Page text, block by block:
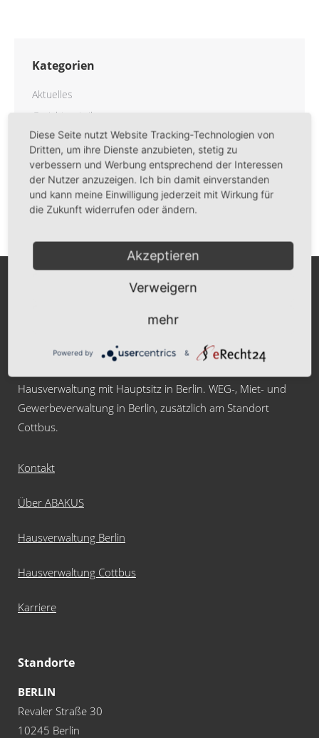
Kategorien
Aktuelles
Gerichtsurteile
Projekte
Ratgeber
Unternehmen
ABAKUS Immobilien
Hausverwaltung mit Hauptsitz in Berlin. WEG-, Miet- und
Gewerbeverwaltung in Berlin, zusätzlich am Standort
Cottbus.
Kontakt
Über ABAKUS
Hausverwaltung Berlin
Hausverwaltung Cottbus
Karriere
Standorte
BERLIN
Revaler Straße 30
10245 Berlin
Diese Seite nutzt Website Tracking-Technologien von
Dritten, um ihre Dienste anzubieten, stetig zu
verbessern und Werbung entsprechend der Interessen
der Nutzer anzuzeigen. Ich bin damit einverstanden
und kann meine Einwilligung jederzeit mit Wirkung für
die Zukunft widerrufen oder ändern.
Akzeptieren
Verweigern
mehr
Powered by &